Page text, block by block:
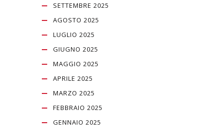
SETTEMBRE 2025
AGOSTO 2025
LUGLIO 2025
GIUGNO 2025
MAGGIO 2025
APRILE 2025
MARZO 2025
FEBBRAIO 2025
GENNAIO 2025